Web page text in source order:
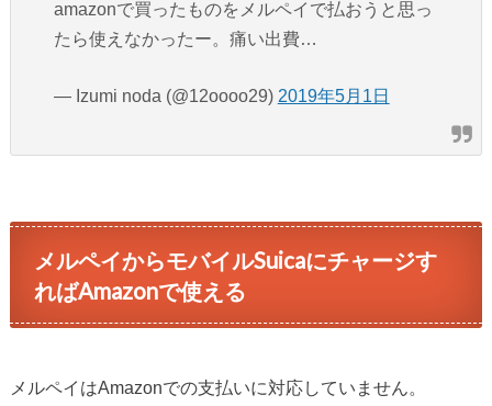
amazonで買ったものをメルペイで払おうと思っ
たら使えなかったー。痛い出費…
— Izumi noda (@12oooo29) 2019年5月1日
メルペイからモバイルSuicaにチャージす
ればAmazonで使える
メルペイはAmazonでの支払いに対応していません。